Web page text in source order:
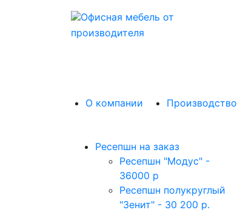
Офисная мебель от
производителя
О компании Производство
Ресепшн на заказ
Ресепшн "Модус" -
36000 р
Ресепшн полукруглый
"Зенит" - 30 200 р.